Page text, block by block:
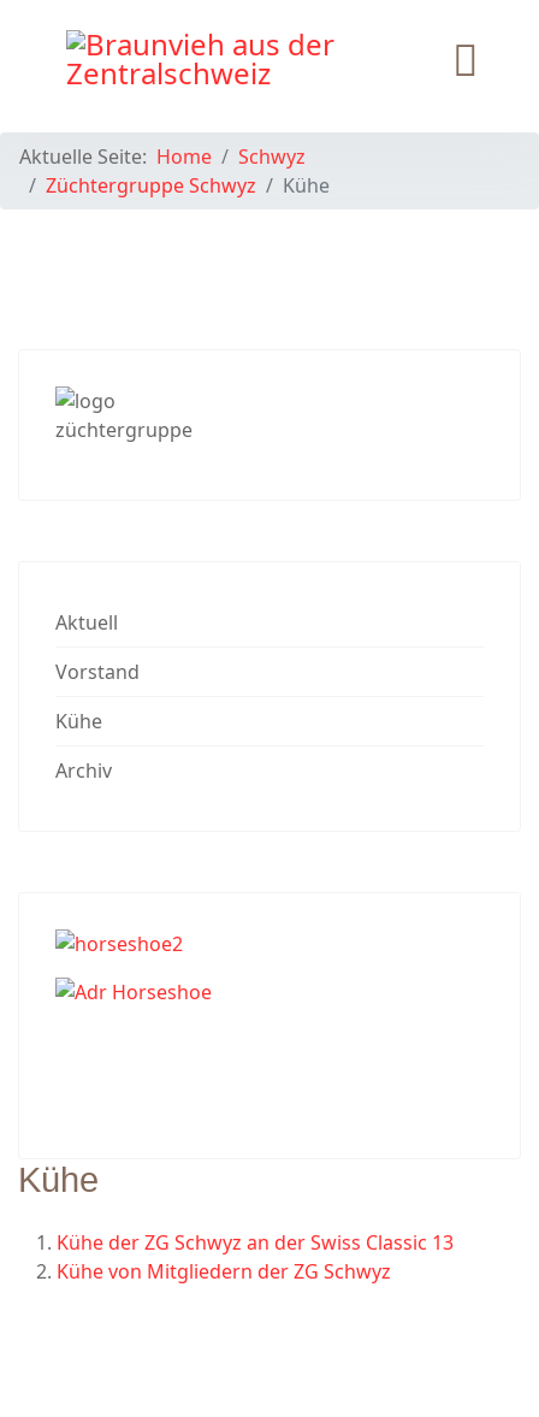
Aktuelle Seite: Home
Schwyz
Züchtergruppe Schwyz
Kühe
Aktuell
Vorstand
Kühe
Archiv
Kühe
Kühe der ZG Schwyz an der Swiss Classic 13
Kühe von Mitgliedern der ZG Schwyz